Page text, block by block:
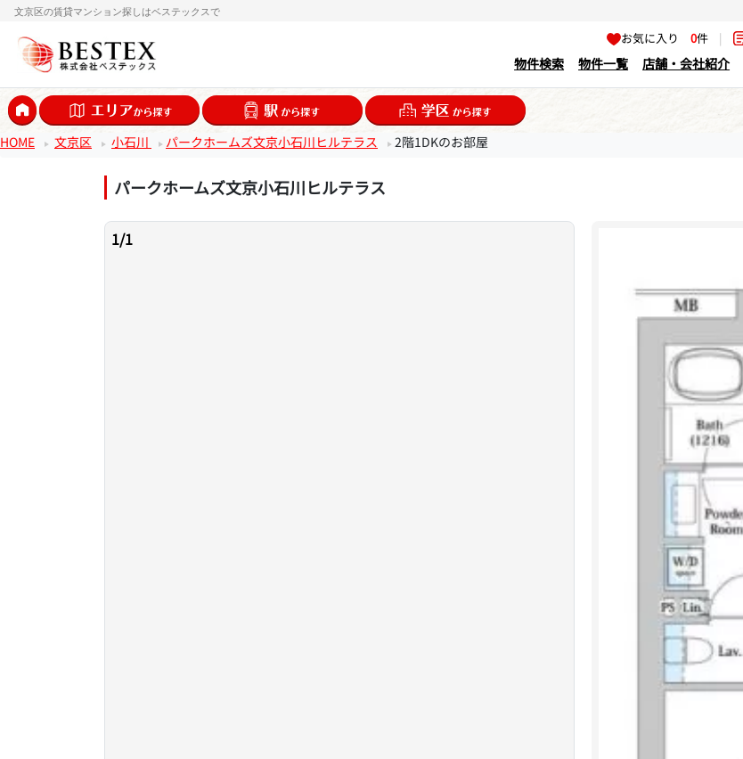
文京区の賃貸マンション探しはベステックスで
お気に入り0件 |
物件検索 物件一覧 店舗・会社紹介
HOME 文京区 小石川 パークホームズ文京小石川ヒルテラス 2階1DKのお部屋
パークホームズ文京小石川ヒルテラス
1/1